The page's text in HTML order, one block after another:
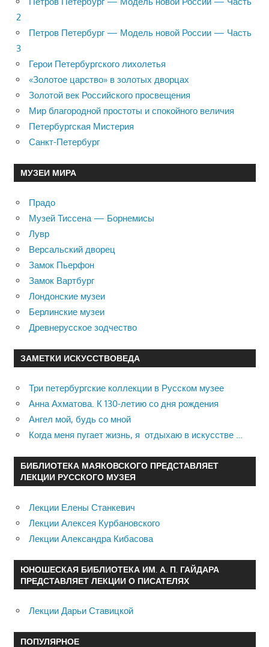
2
Петров Петербург — Модель новой России — Часть
3
Герои Петербургского лихолетья
«Золотое царство» в золотых дворцах
Золотой век Российского просвещения
Мир благородной простоты и спокойного величия
Петербургская Мистерия
Санкт-Петербург
МУЗЕИ МИРА
Прадо
Музей Тиссена — Борнемисы
Лувр
Версальский дворец
Замок Пьерфон
Замок Вартбург
Лондонские музеи
Берлинские музеи
Древнерусское зодчество
ЗАМЕТКИ ИСКУССТВОВЕДА
Три петербургские коллекции в Русском музее
Анна Ахматова. К 130-летию со дня рождения
Ангел мой, будь со мной
Когда меня пугает жизнь, я отдыхаю в искусстве …
БИБЛИОТЕКА МАЯКОВСКОГО ПРЕДСТАВЛЯЕТ
ЛЕКЦИИ РУССКОГО МУЗЕЯ
Лекции Елены Станкевич
Лекции Алексея Курбановского
Лекции Александра Кибасова
ЮНОШЕСКАЯ БИБЛИОТЕКА ИМ. А. П. ГАЙДАРА
ПРЕДСТАВЛЯЕТ ЛЕКЦИИ О ПИСАТЕЛЯХ
Лекции Дарьи Ставицкой
ПОПУЛЯРНОЕ